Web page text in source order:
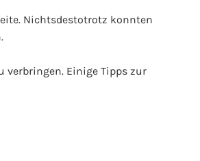
Nichtsdestotrotz konnten
verbringen. Einige Tipps zur